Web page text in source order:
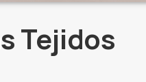
Tejidos